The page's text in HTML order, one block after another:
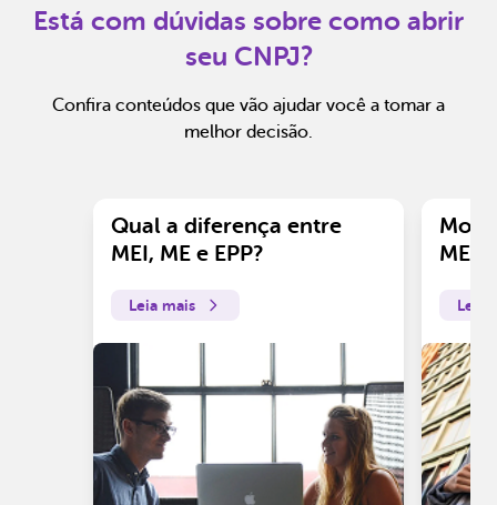
Está com dúvidas sobre como abrir
seu CNPJ?
Confira conteúdos que vão ajudar você a tomar a
melhor decisão.
Qual a diferença entre
MEI, ME e EPP?
Leia mais
ME?
Leia